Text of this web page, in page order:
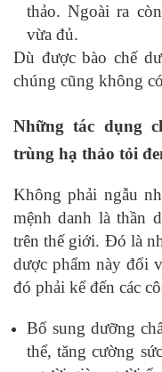
thảo. Ngoài ra
vừa đủ.
Dù được bào chế
chúng cũng không
Những tác dụng
trùng hạ thảo tỏi
Không phải ngẫu
mệnh danh là thần
trên thế giới. Đó là
dược phẩm này đối
đó phải kể đến các
Bổ sung dưỡng
thể, tăng cường